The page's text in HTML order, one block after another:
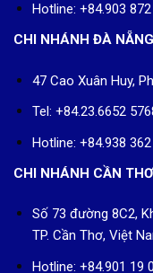
Hotline: +84.903
CHI NHÁNH ĐÀ NẴNG
47 Cao Xuân Huy,
Tel: +84.23.6652
Hotline: +84.938
CHI NHÁNH CẦN THƠ
Số 73 đường 8C2,
TP. Cần Thơ, Việt
Hotline: +84.901 19